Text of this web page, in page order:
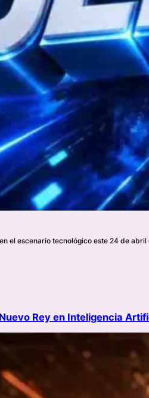
el escenario tecnológico este 24 de
Rey en Inteligencia